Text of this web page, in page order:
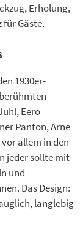
Erholung,
Gäste.
1930er-
Eero
Panton, Arne
allem in den
jeder sollte mit
und
Das Design:
langlebig